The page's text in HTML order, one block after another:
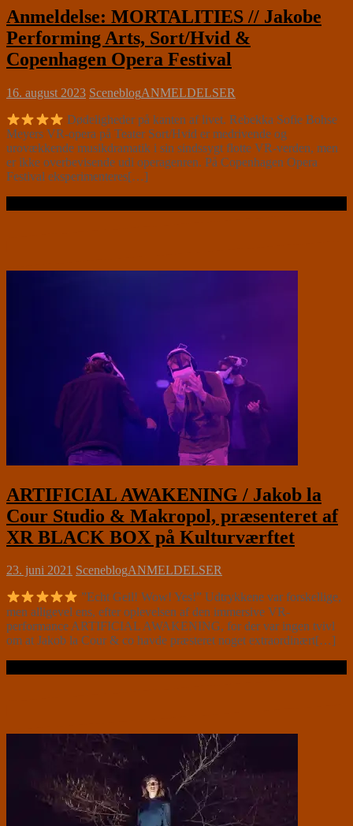
Anmeldelse: MORTALITIES // Jakobe
Performing Arts, Sort/Hvid &
Copenhagen Opera Festival
16. august 2023 SceneblogANMELDELSER
Dødeligheder på kanten af livet. Rebekka Sofie Bohse
Meyers VR-opera på Teater Sort/Hvid er medrivende og
urovækkende musikdramatik i sin sindssygt flotte VR-verden, men
er ikke overbevisende udi operagenren. På Copenhagen Opera
Festival eksperimenteres[…]
ARTIFICIAL AWAKENING / Jakob la
Cour Studio & Makropol, præsenteret af
XR BLACK BOX på Kulturværftet
23. juni 2021 SceneblogANMELDELSER
”Echt Geil! Wow! Yes!” Udtrykkene var forskellige,
men alligevel ens, efter oplevelsen af den immersive VR-
performance ARTIFICIAL AWAKENING, for der var ingen tvivl
om at Jakob la Cour & co havde præsteret noget extraordinært[…]